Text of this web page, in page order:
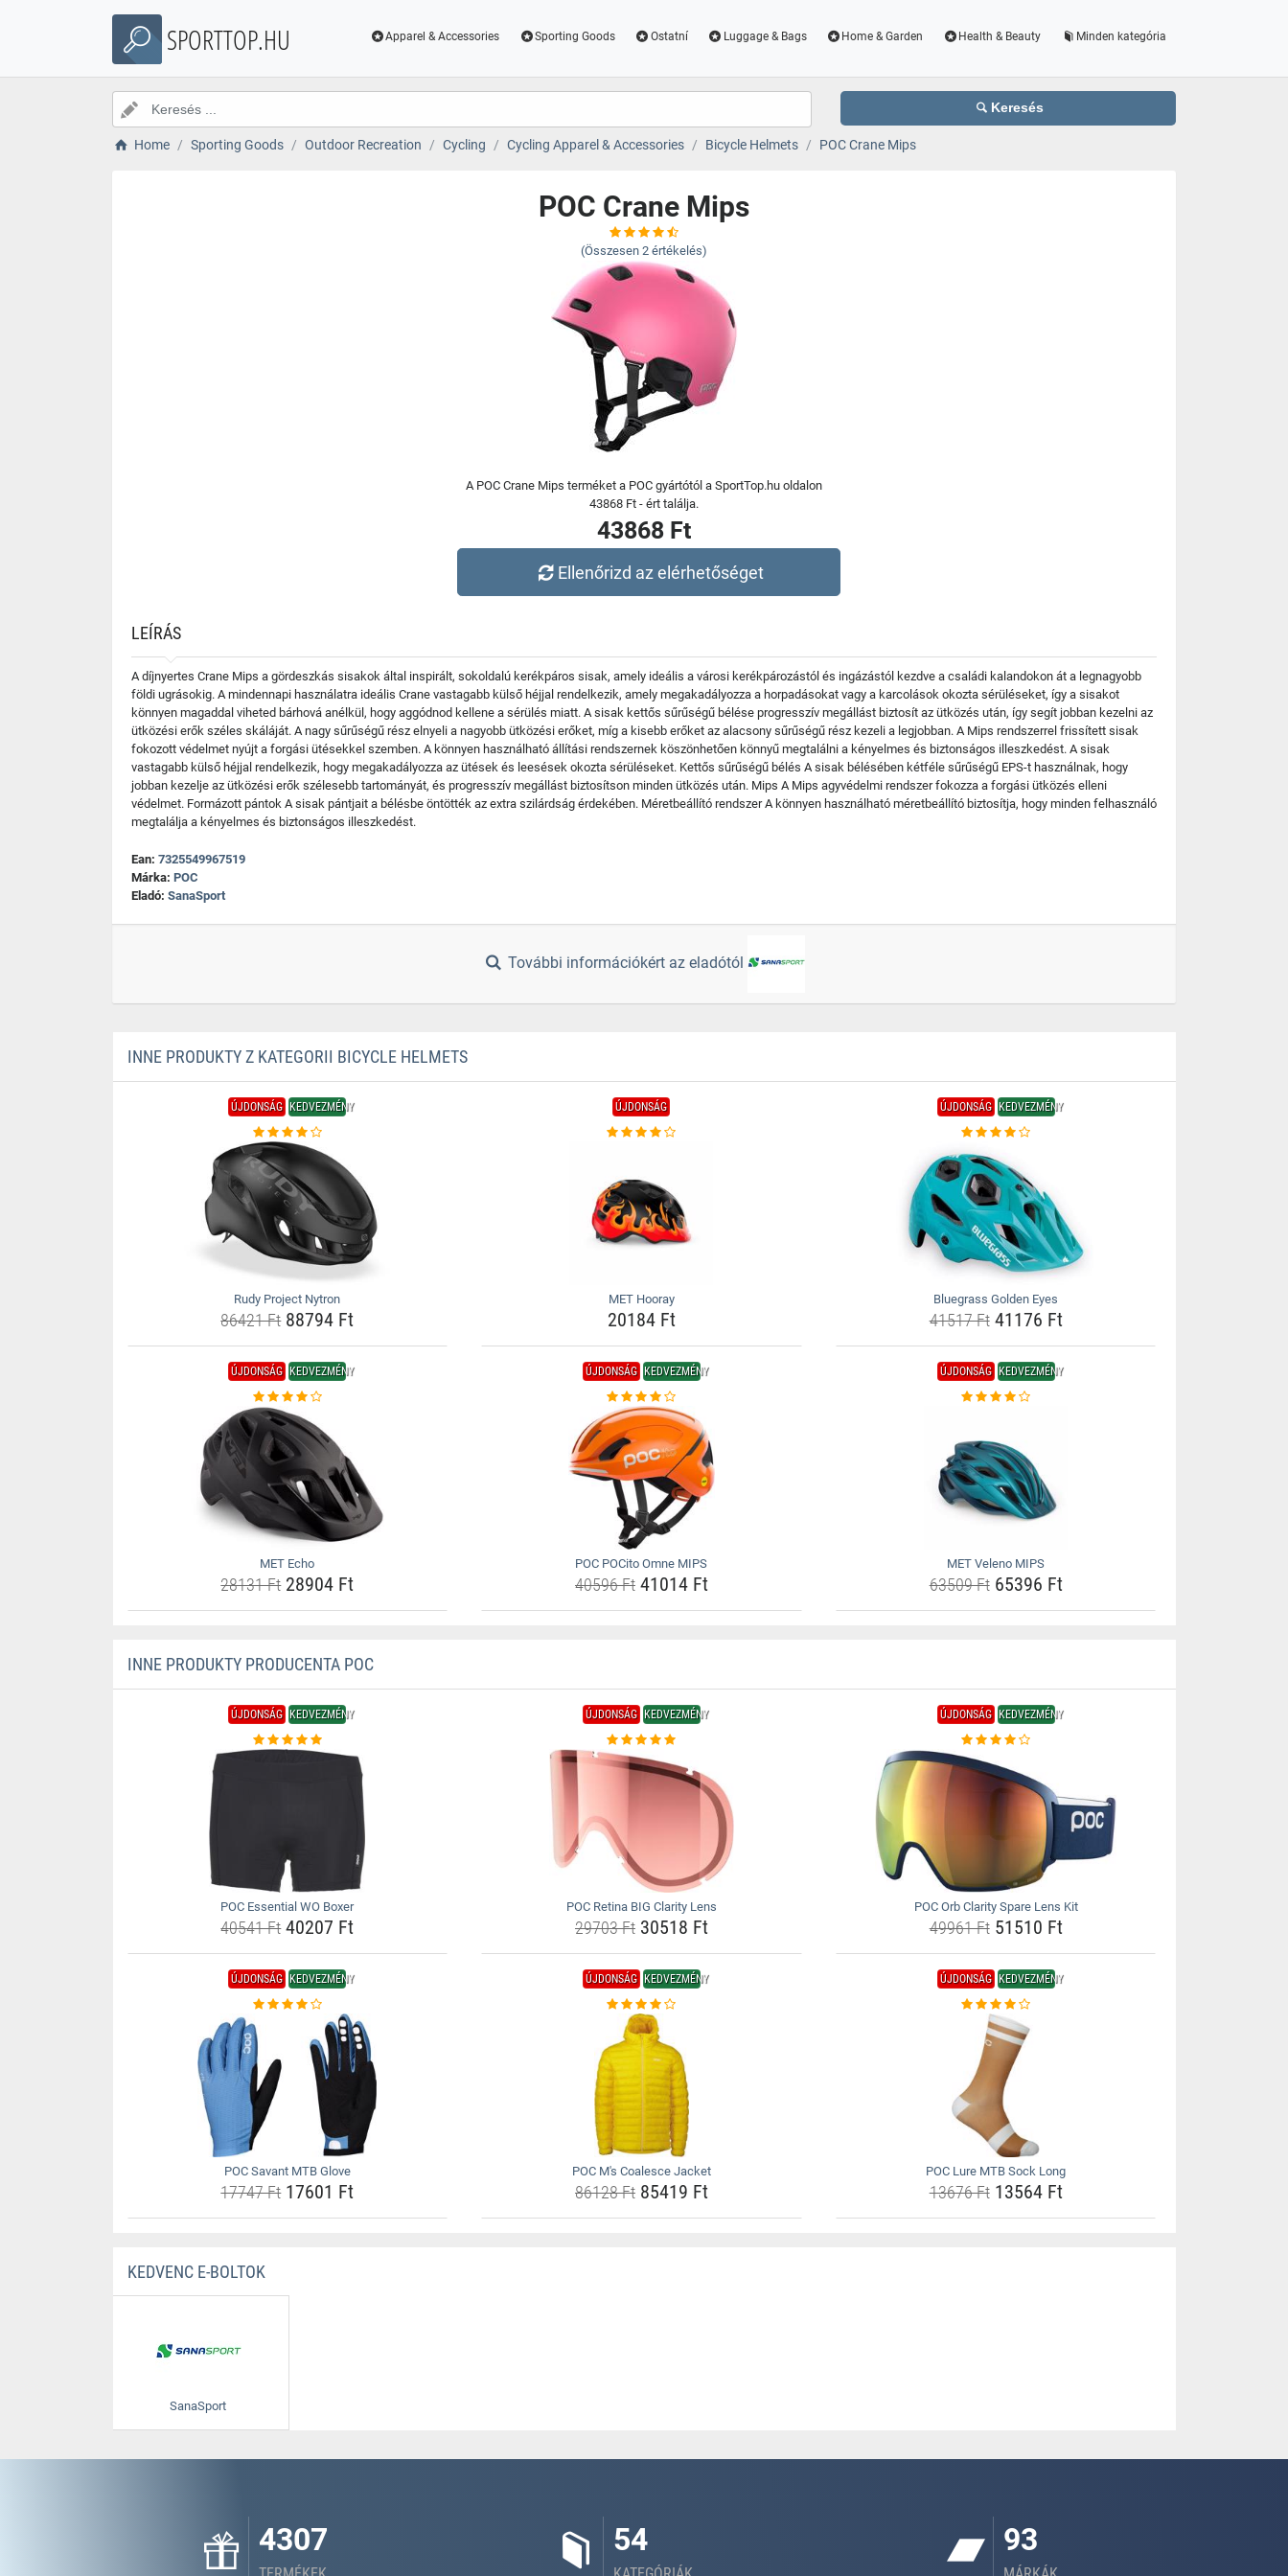
SPORTTOP.HU Apparel & Accessories Sporting Goods Ostatní Luggage & Bags Home & Garden Health & Beauty Minden kategória
Keresés
Home Sporting Goods Outdoor Recreation Cycling Cycling Apparel & Accessories Bicycle Helmets POC Crane Mips
POC Crane Mips
(Összesen 2 értékelés)
A POC Crane Mips terméket a POC gyártótól a SportTop.hu oldalon
43868 Ft - ért találja.
43868 Ft
Ellenőrizd az elérhetőséget
LEÍRÁS
A díjnyertes Crane Mips a gördeszkás sisakok által inspirált, sokoldalú kerékpáros sisak, amely ideális a városi kerékpározástól és ingázástól kezdve a családi kalandokon át a legnagyobb
földi ugrásokig. A mindennapi használatra ideális Crane vastagabb külső héjjal rendelkezik, amely megakadályozza a horpadásokat vagy a karcolások okozta sérüléseket, így a sisakot
könnyen magaddal viheted bárhová anélkül, hogy aggódnod kellene a sérülés miatt. A sisak kettős sűrűségű bélése progresszív megállást biztosít az ütközés után, így segít jobban kezelni az
ütközési erők széles skáláját. A nagy sűrűségű rész elnyeli a nagyobb ütközési erőket, míg a kisebb erőket az alacsony sűrűségű rész kezeli a legjobban. A Mips rendszerrel frissített sisak
fokozott védelmet nyújt a forgási ütésekkel szemben. A könnyen használható állítási rendszernek köszönhetően könnyű megtalálni a kényelmes és biztonságos illeszkedést. A sisak
vastagabb külső héjjal rendelkezik, hogy megakadályozza az ütések és leesések okozta sérüléseket. Kettős sűrűségű bélés A sisak bélésében kétféle sűrűségű EPS-t használnak, hogy
jobban kezelje az ütközési erők szélesebb tartományát, és progresszív megállást biztosítson minden ütközés után. Mips A Mips agyvédelmi rendszer fokozza a forgási ütközés elleni
védelmet. Formázott pántok A sisak pántjait a bélésbe öntötték az extra szilárdság érdekében. Méretbeállító rendszer A könnyen használható méretbeállító biztosítja, hogy minden felhasználó
megtalálja a kényelmes és biztonságos illeszkedést.
Ean: 7325549967519
Márka: POC
Eladó: SanaSport
További információkért az eladótól
INNE PRODUKTY Z KATEGORII BICYCLE HELMETS
ÚJDONSÁG KEDVEZMÉNY
Rudy Project Nytron
86421 Ft88794 Ft
ÚJDONSÁG
MET Hooray
20184 Ft
ÚJDONSÁG KEDVEZMÉNY
Bluegrass Golden Eyes
41517 Ft41176 Ft
ÚJDONSÁG KEDVEZMÉNY
MET Echo
28131 Ft28904 Ft
ÚJDONSÁG KEDVEZMÉNY
POC POCito Omne MIPS
40596 Ft41014 Ft
ÚJDONSÁG KEDVEZMÉNY
MET Veleno MIPS
63509 Ft65396 Ft
INNE PRODUKTY PRODUCENTA POC
ÚJDONSÁG KEDVEZMÉNY
POC Essential WO Boxer
40541 Ft40207 Ft
ÚJDONSÁG KEDVEZMÉNY
POC Retina BIG Clarity Lens
29703 Ft30518 Ft
ÚJDONSÁG KEDVEZMÉNY
POC Orb Clarity Spare Lens Kit
49961 Ft51510 Ft
ÚJDONSÁG KEDVEZMÉNY
POC Savant MTB Glove
17747 Ft17601 Ft
ÚJDONSÁG KEDVEZMÉNY
POC M's Coalesce Jacket
86128 Ft85419 Ft
ÚJDONSÁG KEDVEZMÉNY
POC Lure MTB Sock Long
13676 Ft13564 Ft
KEDVENC E-BOLTOK
SanaSport
4307 54 93